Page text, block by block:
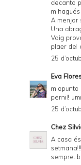
y
a
n
d
P
D
F
decanto
A menjar
Una
Vaig
plaer del
25
Eva
m'apunto
pernil!
25
Chez
A casa